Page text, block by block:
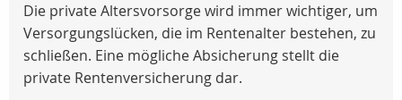
Die private Altersvorsorge wird immer wichtiger, um
Versorgungslücken, die im Rentenalter bestehen, zu
schließen. Eine mögliche Absicherung stellt die
private Rentenversicherung dar.